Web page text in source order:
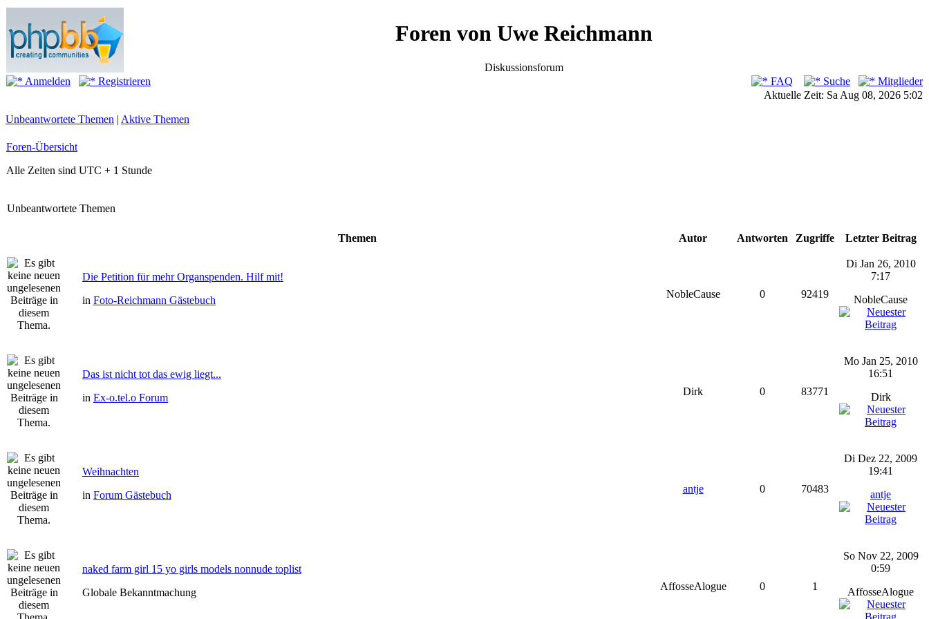
Foren von Uwe Reichmann
Diskussionsforum
Anmelden
Registrieren FAQ Suche
Mitglieder
Aktuelle Zeit: Sa Aug 08, 2026 5:02
Unbeantwortete Themen | Aktive Themen
Foren-Übersicht
Alle Zeiten sind UTC + 1 Stunde
Unbeantwortete Themen
Themen Autor Antworten Zugriffe Letzter Beitrag
Die Petition für mehr Organspenden. Hilf mit!
in Foto-Reichmann Gästebuch
NobleCause 0 92419
Di Jan 26, 2010
7:17
NobleCause
Das ist nicht tot das ewig liegt...
in Ex-o.tel.o Forum
Dirk 0 83771
Mo Jan 25, 2010
16:51
Dirk
Weihnachten
in Forum Gästebuch
antje 0 70483
Di Dez 22, 2009
19:41
antje
naked farm girl 15 yo girls models nonnude toplist
Globale Bekanntmachung
AffosseAlogue 0 1
So Nov 22, 2009
0:59
AffosseAlogue